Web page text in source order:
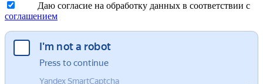
Даю согласие на обработку данных в соответствии с
соглашением